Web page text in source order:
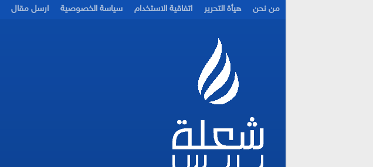
من نحن هيأة التحرير اتفاقية الاستخدام سياسة الخصوصية ارسل مقال